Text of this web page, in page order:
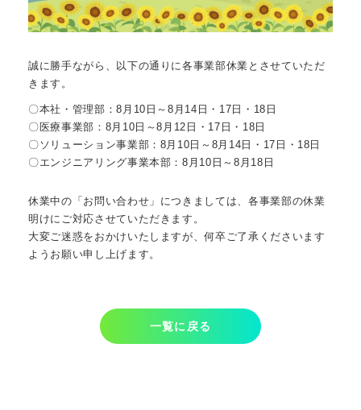
誠に勝手ながら、以下の通りに各事業部休業とさせていただ
きます。
〇本社・管理部：8月10日～8月14日・17日・18日
〇医療事業部：8月10日～8月12日・17日・18日
〇ソリューション事業部：8月10日～8月14日・17日・18日
〇エンジニアリング事業本部：8月10日～8月18日
休業中の「お問い合わせ」につきましては、各事業部の休業
明けにご対応させていただきます。
大変ご迷惑をおかけいたしますが、何卒ご了承くださいます
ようお願い申し上げます。
一覧に戻る